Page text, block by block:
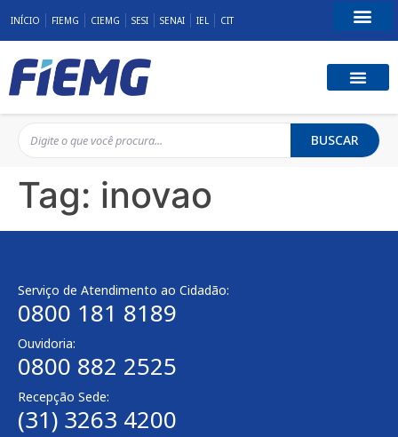
INÍCIO FIEMG CIEMG SESI SENAI IEL CIT
BUSCAR
Tag: inovao
Serviço de Atendimento ao Cidadão:
0800 181 8189
Ouvidoria:
0800 882 2525
Recepção Sede:
(31) 3263 4200